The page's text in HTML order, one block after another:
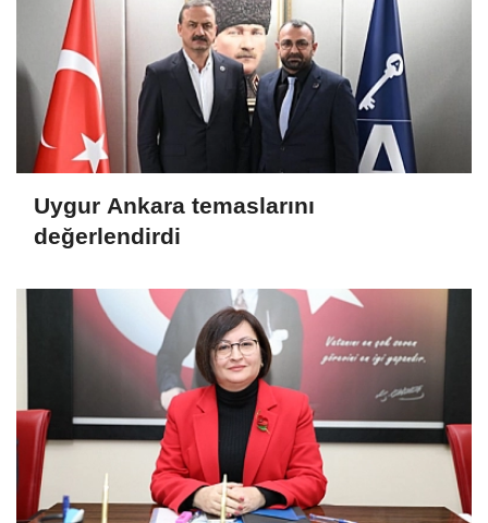
Uygur Ankara temaslarını
değerlendirdi